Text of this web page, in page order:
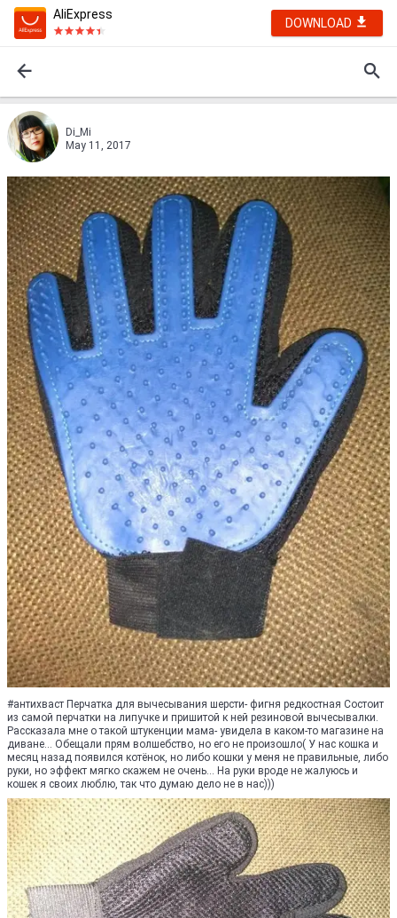
AliExpress
DOWNLOAD
Di_Mi
May 11, 2017
#антихваст Перчатка для вычесывания шерсти- фигня редкостная Состоит
из самой перчатки на липучке и пришитой к ней резиновой вычесывалки.
Рассказала мне о такой штукенции мама- увидела в каком-то магазине на
диване... Обещали прям волшебство, но его не произошло( У нас кошка и
месяц назад появился котёнок, но либо кошки у меня не правильные, либо
руки, но эффект мягко скажем не очень... На руки вроде не жалуюсь и
кошек я своих люблю, так что думаю дело не в нас)))